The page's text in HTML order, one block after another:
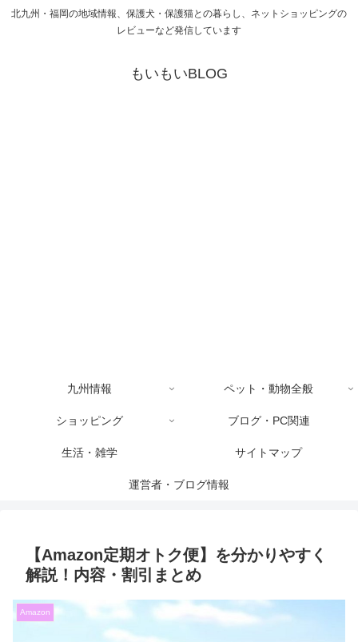
北九州・福岡の地域情報、保護犬・保護猫との暮らし、ネットショッピングの
レビューなど発信しています
もいもいBLOG
九州情報 ペット・動物全般
ショッピング ブログ・PC関連
生活・雑学 サイトマップ
運営者・ブログ情報
【Amazon定期オトク便】を分かりやすく
解説！内容・割引まとめ
Amazon